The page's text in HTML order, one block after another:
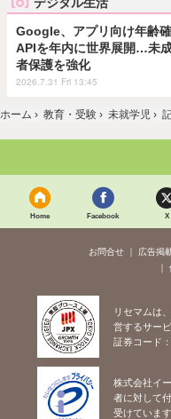
Google、アプリ向け年齢
APIを年内に世界展開…未
者保護を強化
2026.7.31 Fri 13:45
ホーム › 教育・受験 › 未就学児 ›
Home Facebook X
お問合せ 広告掲
リセマムは
営するサービ
証券コード
株式会社イ
者に対して
受けています